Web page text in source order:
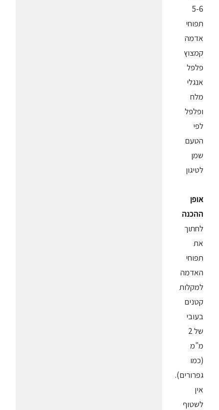
5-6
תפוחי
אדמה
קמצוץ
פלפל
אנגלי
מלח
ופלפל
לפי
הטעם
שמן
לטיגון
אופן
ההכנה
לחתוך
את
תפוחי
האדמה
למקלות
קטנים
בעובי
של 2
מ"מ
(כמו
גפרורים).
אין
לשטוף